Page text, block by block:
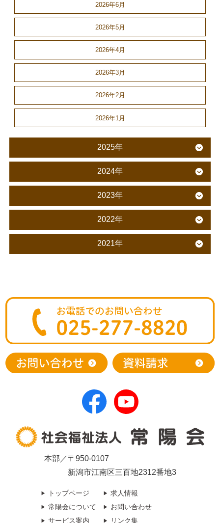
2026年6月
2026年5月
2026年4月
2026年3月
2026年2月
2026年1月
2025年
2024年
2023年
2022年
2021年
本部／〒950-0107
新潟市江南区三百地2312番地3
トップページ
常陽会について
サービス案内
求人情報
お問い合わせ
リンク集